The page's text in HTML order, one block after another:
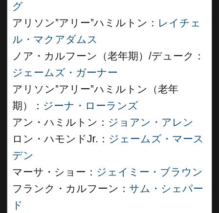
グ
アリソン”アリー”ハミルトン： レイチェ
ル・マクアダムス
ノア・カルフーン（老年期）/デューク：
ジェームズ・ガーナー
アリソン”アリー”ハミルトン（老年
期）： ジーナ・ローランズ
アン・ハミルトン： ジョアン・アレン
ロン・ハモンドJr.： ジェームズ・マース
デン
マーサ・ショー： ジェイミー・ブラウン
フランク・カルフーン： サム・シェパー
ド